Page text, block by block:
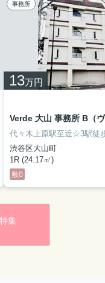
事務所
13万円
渋谷区大山町
1R (24.17㎡)
敷0
集